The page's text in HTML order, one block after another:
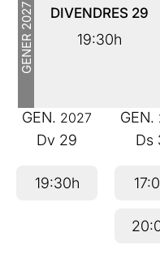
GENER
2027 DIVENDRES 29
19:30h
GEN. 2027
Dv 29
19:30h
GEN.
Ds